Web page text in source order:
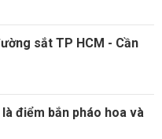
sắt TP HCM - Cần
điểm bắn pháo hoa và